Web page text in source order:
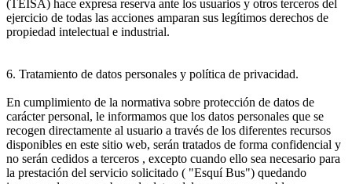
(TEISA) hace expresa reserva ante los usuarios y otros terceros del
ejercicio de todas las acciones amparan sus legítimos derechos de
propiedad intelectual e industrial.
6. Tratamiento de datos personales y política de privacidad.
En cumplimiento de la normativa sobre protección de datos de
carácter personal, le informamos que los datos personales que se
recogen directamente al usuario a través de los diferentes recursos
disponibles en este sitio web, serán tratados de forma confidencial y
no serán cedidos a terceros , excepto cuando ello sea necesario para
la prestación del servicio solicitado ( "Esquí Bus") quedando